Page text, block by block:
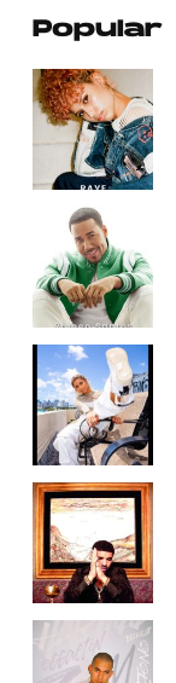
Popular